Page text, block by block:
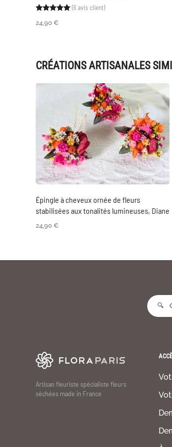
Noté5.00sur 5 basé sur
6
(6avis client)
24,90 €
CRÉATIONS ARTISANALES
Épingle à cheveux ornée de fleurs
stabilisées aux tonalités lumineuses, Diane
24,90 €
Artisan fleuriste spécialiste fleurs
séchées made in France